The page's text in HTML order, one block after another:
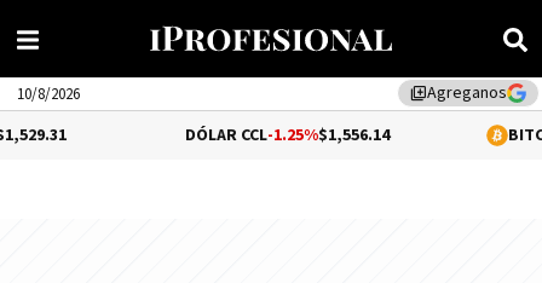
library_addAgreganos
10/8/2026
-1.25%$1,556.14 -0.04%